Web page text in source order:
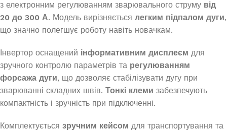
з електронним регулюванням зварювального струму від
20 до 300 А. Модель вирізняється легким підпалом дуги,
що значно полегшує роботу навіть новачкам.
Інвертор оснащений інформативним дисплеєм для
зручного контролю параметрів та регулюванням
форсажа дуги, що дозволяє стабілізувати дугу при
зварюванні складних швів. Тонкі клеми забезпечують
компактність і зручність при підключенні.
Комплектується зручним кейсом для транспортування та